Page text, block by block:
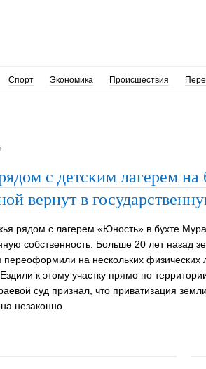
Спорт Экономика Происшествия
с детским лагерем на
вернут в
рядом с лагерем «Юность» в бухте
собственность. Больше 20 лет назад
переоформили на нескольких физических
к этому участку прямо по территории
суд признал, что приватизация
незаконно.